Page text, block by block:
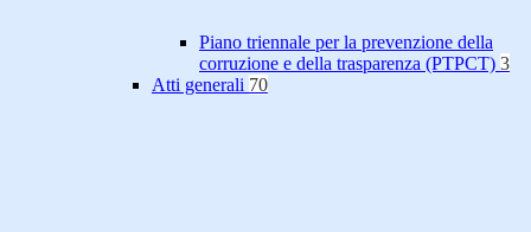
Piano triennale per la prevenzione della
corruzione e della trasparenza (PTPCT) 3
Atti generali 70